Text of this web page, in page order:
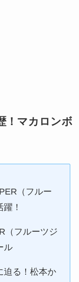
！マカロンボ
（フルー
！
（フルーツジ
ル
迫る！松本か